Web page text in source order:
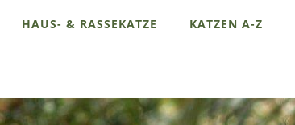
HAUS- & RASSEKATZE KATZEN A-Z